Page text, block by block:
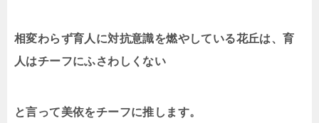
相変わらず育人に対抗意識を燃やしている花丘は、育
人はチーフにふさわしくない
と言って美依をチーフに推します。